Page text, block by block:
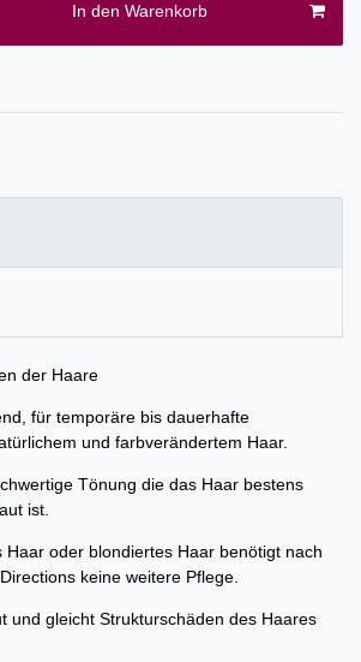
In den Warenkorb
der Haare
für temporäre bis dauerhafte
und farbverändertem Haar.
Tönung die das Haar bestens
ist.
Haar oder blondiertes Haar benötigt nach
keine weitere Pflege.
und gleicht Strukturschäden des Haares